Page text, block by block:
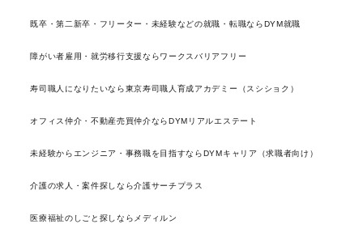
既卒・第二新卒・フリーター・未経験などの就職・転職ならDYM就職
障がい者雇用・就労移行支援ならワークスバリアフリー
寿司職人になりたいなら東京寿司職人育成アカデミー（スシショク）
オフィス仲介・不動産売買仲介ならDYMリアルエステート
未経験からエンジニア・事務職を目指すならDYMキャリア（求職者向け）
介護の求人・案件探しなら介護サーチプラス
医療福祉のしごと探しならメディルン